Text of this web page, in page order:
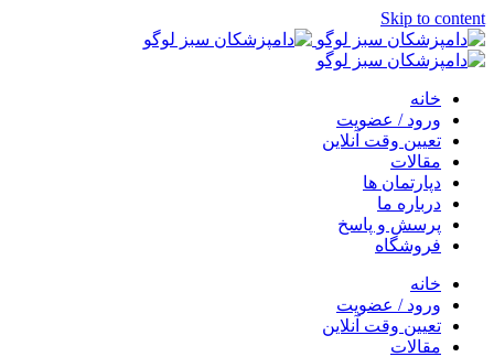
Skip to content
خانه
ورود / عضویت
تعیین وقت آنلاین
مقالات
دپارتمان ها
درباره ما
پرسش و پاسخ
فروشگاه
خانه
ورود / عضویت
تعیین وقت آنلاین
مقالات